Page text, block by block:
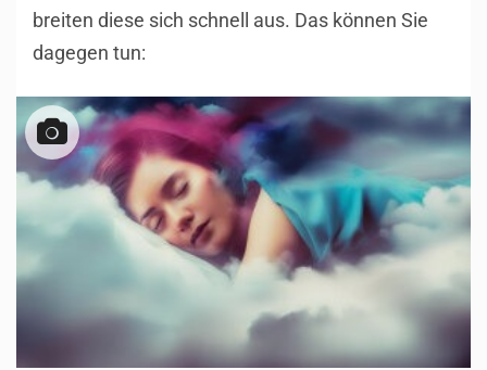
breiten diese sich schnell aus. Das können Sie
dagegen tun: